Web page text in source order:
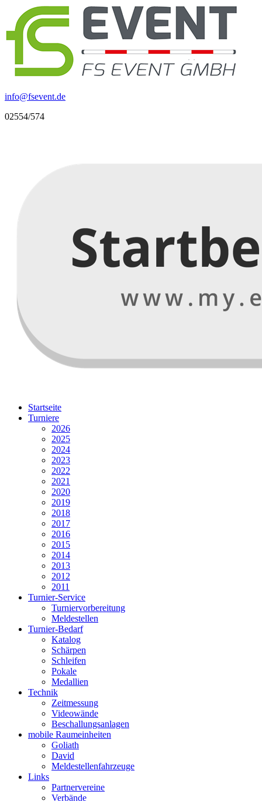
info@fsevent.de
02554/574
Startseite
Turniere
2026
2025
2024
2023
2022
2021
2020
2019
2018
2017
2016
2015
2014
2013
2012
2011
Turnier-Service
Turniervorbereitung
Meldestellen
Turnier-Bedarf
Katalog
Schärpen
Schleifen
Pokale
Medallien
Technik
Zeitmessung
Videowände
Beschallungsanlagen
mobile Raumeinheiten
Goliath
David
Meldestellenfahrzeuge
Links
Partnervereine
Verbände